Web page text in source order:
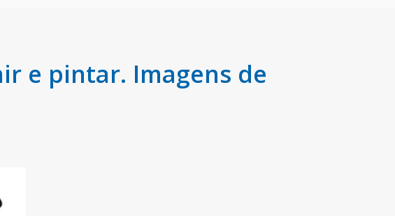
e pintar. Imagens de